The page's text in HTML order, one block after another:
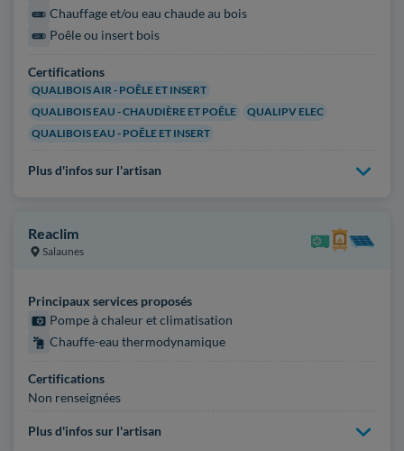
Chauffage et/ou eau chaude au bois
Poêle ou insert bois
Certifications
QUALIBOIS AIR - POÊLE ET INSERT
QUALIBOIS EAU - CHAUDIÈRE ET POÊLE
QUALIPV ELEC
QUALIBOIS EAU - POÊLE ET INSERT
Plus d'infos sur l'artisan
Reaclim
Salaunes
Principaux services proposés
Pompe à chaleur et climatisation
Chauffe-eau thermodynamique
Certifications
Non renseignées
Plus d'infos sur l'artisan